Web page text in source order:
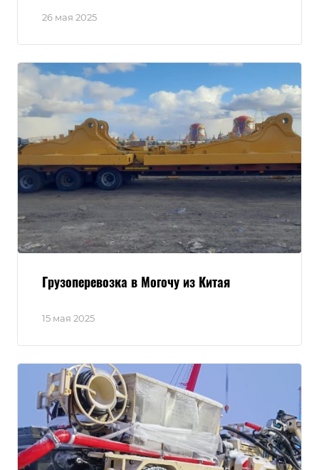
26 мая 2025
15 мая 2025
Грузоперевозка в Могочу из Китая